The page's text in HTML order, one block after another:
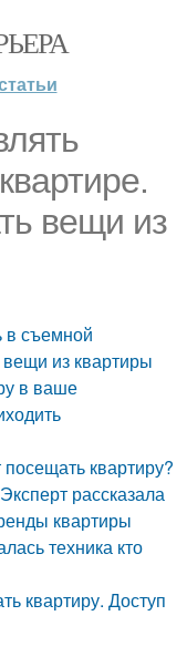
вещи из
в съемной
из квартиры
в ваше
квартиру?
рассказала
квартиры
техника кто
квартиру. Доступ